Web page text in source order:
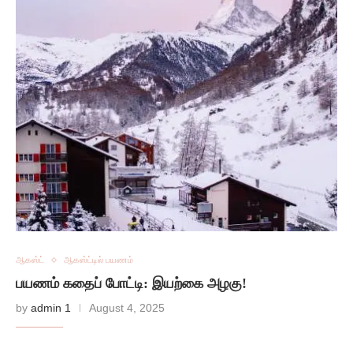
ஆகஸ்ட் ஆகஸ்ட்டில் பயணம்
பயணம் கதைப் போட்டி: இயற்கை அழகு!
by admin 1 August 4, 2025